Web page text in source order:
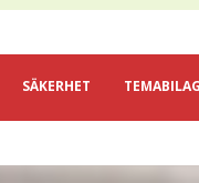
SÄKERHET